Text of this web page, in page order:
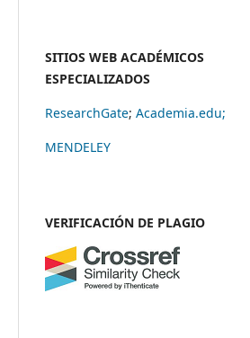
SITIOS WEB ACADÉMICOS
ESPECIALIZADOS
ResearchGate; Academia.edu;
MENDELEY
VERIFICACIÓN DE PLAGIO